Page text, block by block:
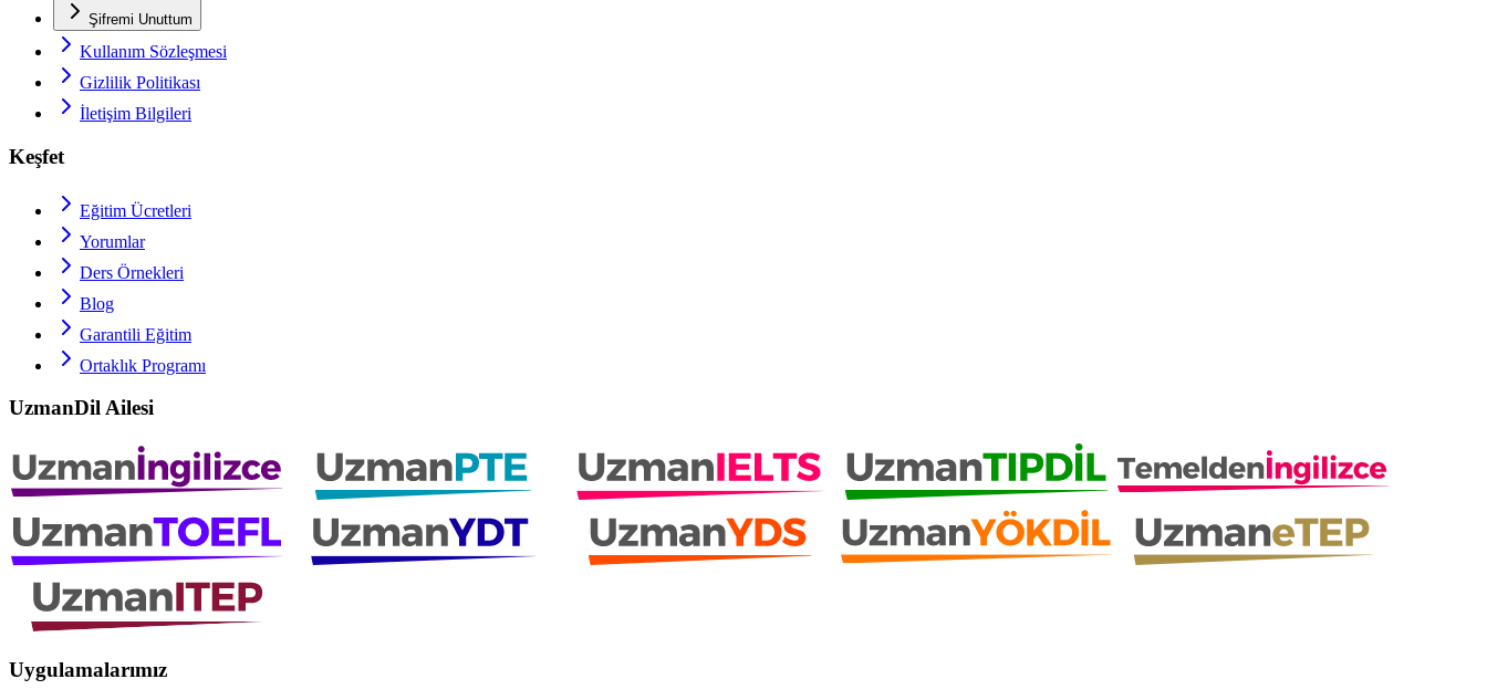
Şifremi Unuttum
Kullanım Sözleşmesi
Gizlilik Politikası
İletişim Bilgileri
Keşfet
Eğitim Ücretleri
Yorumlar
Ders Örnekleri
Blog
Garantili Eğitim
Ortaklık Programı
UzmanDil Ailesi
Uygulamalarımız